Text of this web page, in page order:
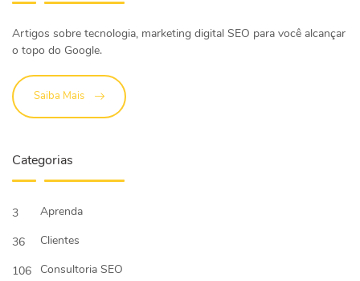
Artigos sobre tecnologia, marketing digital SEO para você alcançar
o topo do Google.
Saiba Mais
Categorias
3
Aprenda
36
Clientes
106
Consultoria SEO